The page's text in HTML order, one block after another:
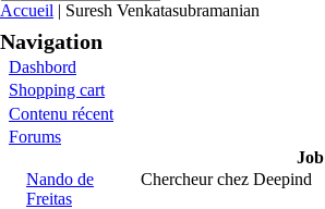
Vous êtes ici
Accueil | Suresh Venkatasubramanian
Navigation
Dashbord
Shopping cart
Contenu récent
Forums
Job
Nando de
Freitas
Chercheur chez Deepind